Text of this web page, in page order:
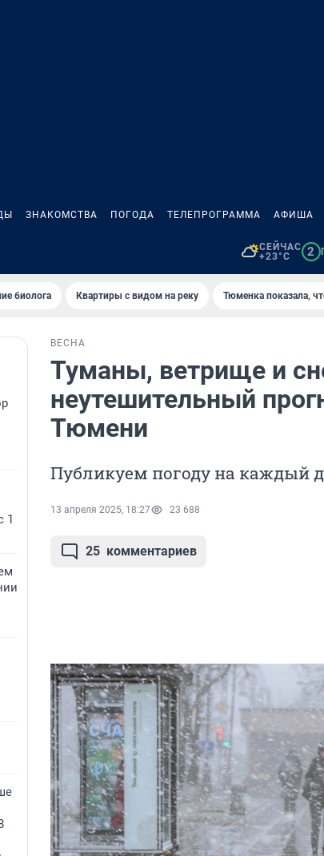
ЗНАКОМСТВА ПОГОДА ТЕЛЕПРОГРАММА АФИША
СЕЙЧАС
+23°C
2
биолога Квартиры с видом на реку Тюменка показала,
1
ВЕСНА
Туманы, ветрище и
неутешительный
Тюмени
Публикуем погоду на каждый
13 апреля 2025, 18:27 23 688
25 комментариев